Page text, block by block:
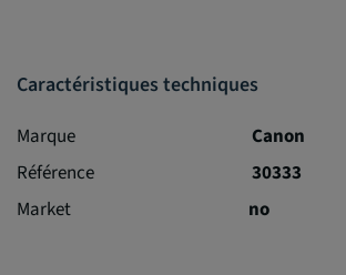
Caractéristiques techniques
Marque
Canon
Référence
30333
Market
no